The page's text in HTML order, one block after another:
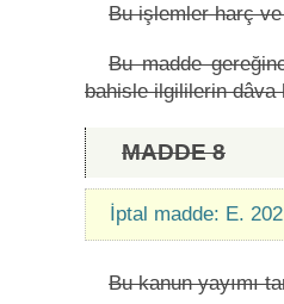
Bu işlemler harç
Bu madde
bahisle ilgililerin dâva
MADDE 8
İptal madde: E.
Bu kanun yayımı